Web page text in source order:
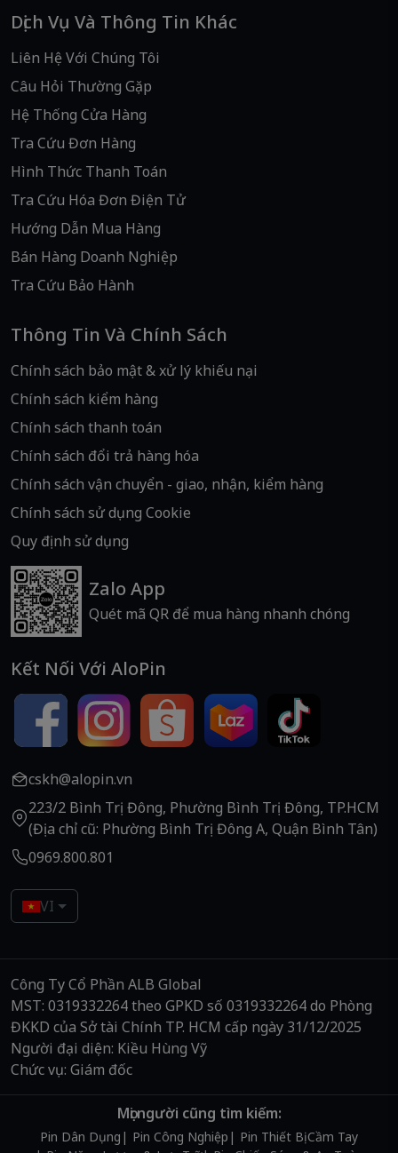
Dịch Vụ Và Thông Tin Khác
Liên Hệ Với Chúng Tôi
Câu Hỏi Thường Gặp
Hệ Thống Cửa Hàng
Tra Cứu Đơn Hàng
Hình Thức Thanh Toán
Tra Cứu Hóa Đơn Điện Tử
Hướng Dẫn Mua Hàng
Bán Hàng Doanh Nghiệp
Tra Cứu Bảo Hành
Thông Tin Và Chính Sách
Chính sách bảo mật & xử lý khiếu nại
Chính sách kiểm hàng
Chính sách thanh toán
Chính sách đổi trả hàng hóa
Chính sách vận chuyển - giao, nhận, kiểm hàng
Chính sách sử dụng Cookie
Quy định sử dụng
Zalo App
Quét mã QR để mua hàng nhanh chóng
Kết Nối Với AloPin
cskh@alopin.vn
223/2 Bình Trị Đông, Phường Bình Trị Đông, TP.HCM
(Địa chỉ cũ: Phường Bình Trị Đông A, Quận Bình Tân)
0969.800.801
VI
Công Ty Cổ Phần ALB Global
MST: 0319332264 theo GPKD số 0319332264 do Phòng
ĐKKD của Sở tài Chính TP. HCM cấp ngày 31/12/2025
Người đại diện: Kiều Hùng Vỹ
Chức vụ: Giám đốc
Mọi người cũng tìm kiếm:
Pin Dân Dụng Pin Công Nghiệp
Pin Thiết Bị Cầm Tay